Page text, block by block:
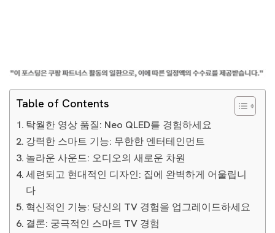
Table of Contents
탁월한 영상 품질: Neo QLED를 경험하세요
강력한 스마트 기능: 무한한 엔터테인먼트
놀라운 사운드: 오디오의 새로운 차원
세련되고 현대적인 디자인: 집에 완벽하게 어울립니
다
혁신적인 기능: 당신의 TV 경험을 업그레이드하세요
결론: 궁극적인 스마트 TV 경험